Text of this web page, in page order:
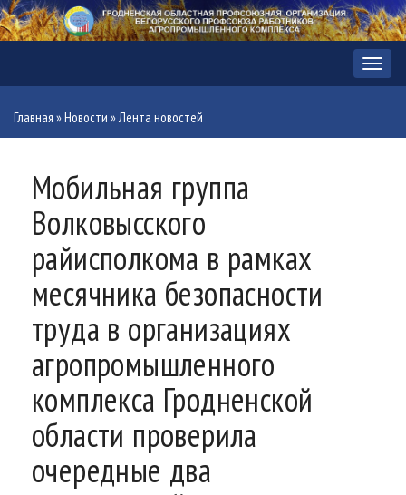
Меню
Главная »Новости »Лента новостей
Мобильная группа
Волковысского
райисполкома в рамках
месячника безопасности
труда в организациях
агропромышленного
комплекса Гродненской
области проверила
очередные два